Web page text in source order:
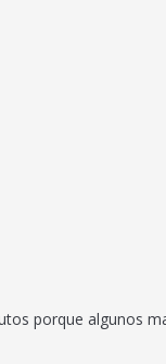
porque algunos